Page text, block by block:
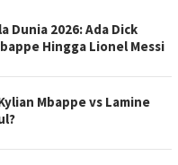
Dunia 2026: Ada Dick
Hingga Lionel Messi
Mbappe vs Lamine